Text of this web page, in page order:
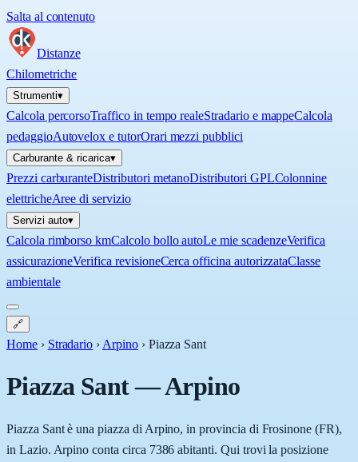
Salta al contenuto
Distanze
Chilometriche
Strumenti▾
Calcola percorsoTraffico in tempo realeStradario e mappeCalcola
pedaggioAutovelox e tutorOrari mezzi pubblici
Carburante & ricarica▾
Prezzi carburanteDistributori metanoDistributori GPLColonnine
elettricheAree di servizio
Servizi auto▾
Calcola rimborso kmCalcolo bollo autoLe mie scadenzeVerifica
assicurazioneVerifica revisioneCerca officina autorizzataClasse
ambientale
🔗
Home › Stradario › Arpino › Piazza Sant
Piazza Sant—Arpino
Piazza Sant è una piazza di Arpino, in provincia di Frosinone (FR),
in Lazio. Arpino conta circa 7386 abitanti. Qui trovi la posizione